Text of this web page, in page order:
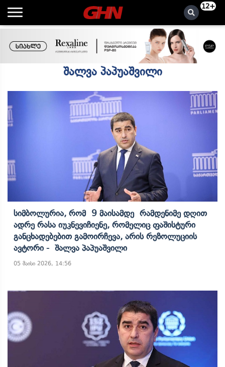
12+
შალვა პაპუაშვილი
Სიმბოლურია, Რომ 9 Მაისამდე Რამდენიმე Დღით
Ადრე Რასა Იუკნევიჩიენე, Რომელიც Ფაშისტური
Განცხადებებით Გამოირჩევა, Არის Რეზოლუციის
Ავტორი - Შალვა Პაპუაშვილი
05 მაისი 2026, 14:56